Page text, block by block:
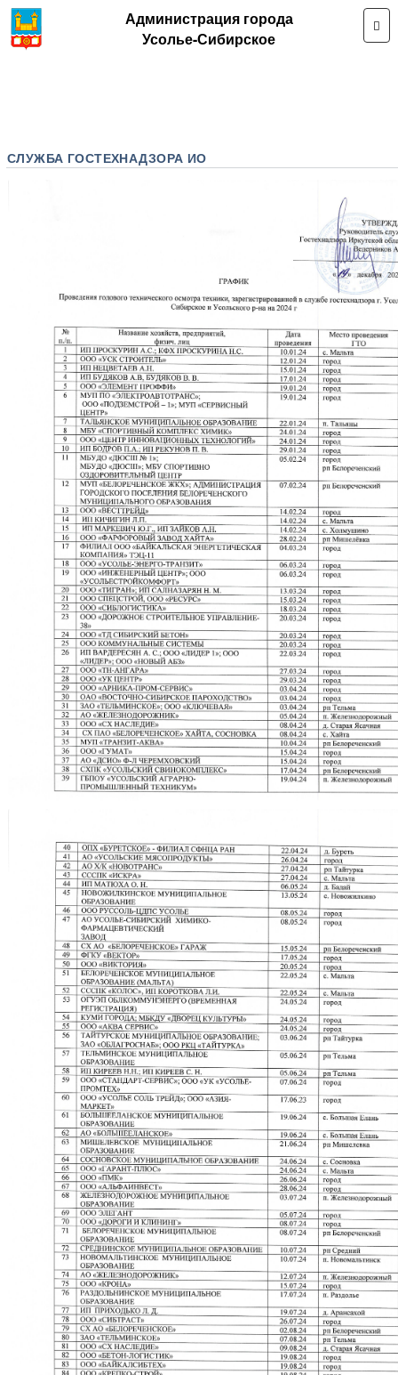
Администрация города
Усолье-Сибирское
СЛУЖБА ГОСТЕХНАДЗОРА ИО